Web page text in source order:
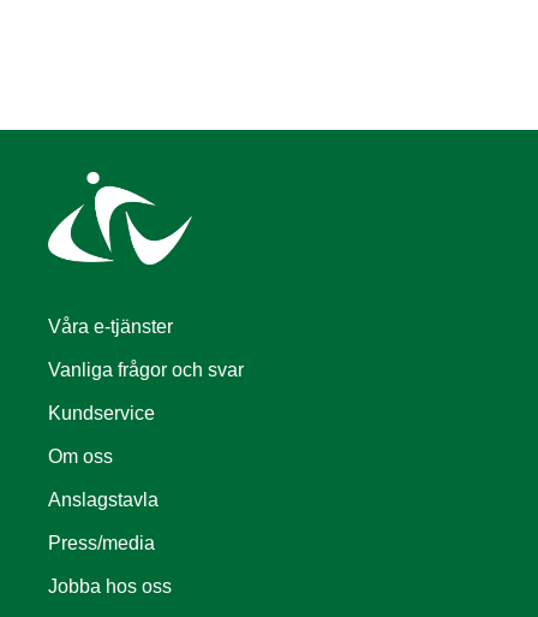
Våra e-tjänster
Vanliga frågor och svar
Kundservice
Om oss
Anslagstavla
Press/media
Jobba hos oss